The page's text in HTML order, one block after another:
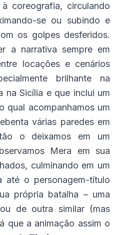
coreografia, circulando
se ou subindo e
os golpes desferidos.
a narrativa sempre em
locações e cenários
brilhante na
na Sicília e que inclui um
qual acompanhamos um
várias paredes em
o deixamos em um
Mera em sua
culminando em um
o personagem-título
própria batalha – uma
de outra similar (mas
que a animação assim o